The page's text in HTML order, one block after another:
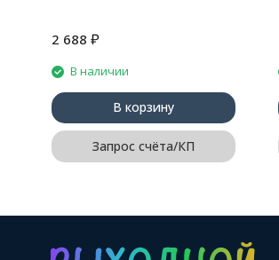
2 688 ₽
В наличии
В корзину
Запрос счёта/КП